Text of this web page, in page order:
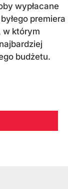
wypłacane
premiera
w którym
budżetu.